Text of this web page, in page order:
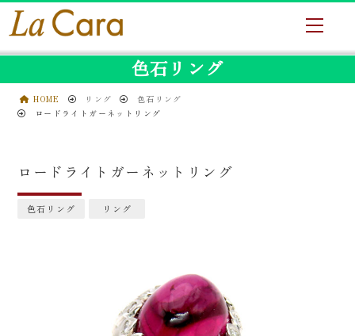
色石リング
HOME リング
色石リング
ロードライトガーネットリング
ロードライトガーネットリング
色石リング リング